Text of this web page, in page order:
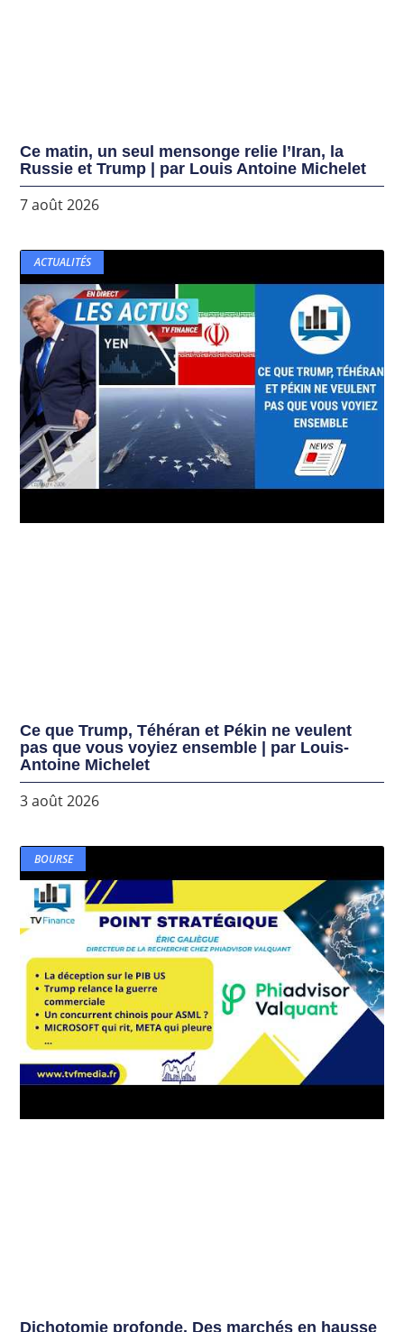
Ce matin, un seul mensonge relie l’Iran, la
Russie et Trump | par Louis Antoine Michelet
7 août 2026
ACTUALITÉS
Ce que Trump, Téhéran et Pékin ne veulent
pas que vous voyiez ensemble | par Louis-
Antoine Michelet
3 août 2026
BOURSE
Dichotomie profonde. Des marchés en hausse